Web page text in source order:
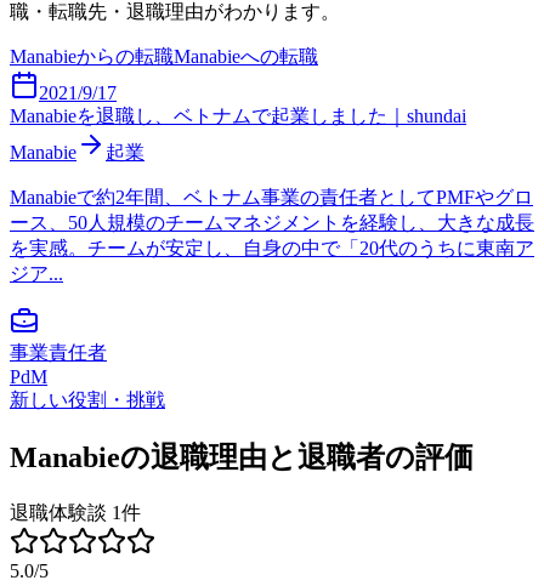
職・転職先・退職理由がわかります。
Manabieからの転職Manabieへの転職
2021/9/17
Manabieを退職し、ベトナムで起業しました｜shundai
Manabie
起業
Manabieで約2年間、ベトナム事業の責任者としてPMFやグロ
ース、50人規模のチームマネジメントを経験し、大きな成長
を実感。チームが安定し、自身の中で「20代のうちに東南ア
ジア...
事業責任者
PdM
新しい役割・挑戦
Manabieの退職理由と退職者の評価
退職体験談 1件
5.0/5